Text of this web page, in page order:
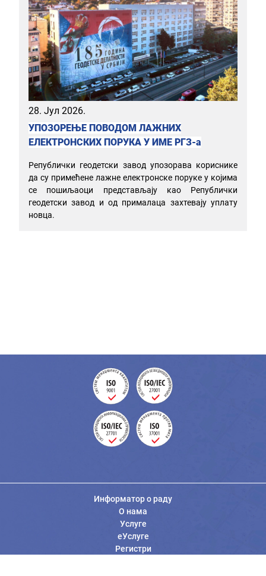
28. Јул 2026.
УПОЗОРЕЊЕ ПОВОДОМ ЛАЖНИХ
ЕЛЕКТРОНСКИХ ПОРУКА У ИМЕ РГЗ-а
Републички геодетски завод упозорава кориснике
да су примећене лажне електронске поруке у којима
се пошиљаоци представљају као Републички
геодетски завод и од прималаца захтевају уплату
новца.
Информатор о раду
О нама
Услуге
еУслуге
Регистри